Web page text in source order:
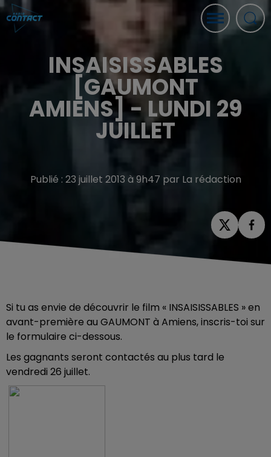
INSAISISSABLES
[GAUMONT
AMIENS] - LUNDI 29
JUILLET
Publié : 23 juillet 2013 à 9h47 par La rédaction
Si tu as envie de découvrir le film « INSAISISSABLES » en
avant-première au GAUMONT à Amiens, inscris-toi sur
le formulaire ci-dessous.
Les gagnants seront contactés au plus tard le
vendredi 26 juillet.